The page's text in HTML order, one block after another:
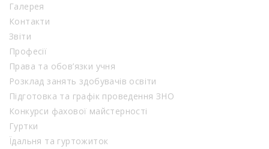
Галерея
Контакти
Звіти
Професії
Права та обов’язки учня
Розклад занять здобувачів освіти
Підготовка та графік проведення ЗНО
Конкурси фахової майстерності
Гуртки
Їдальня та гуртожиток